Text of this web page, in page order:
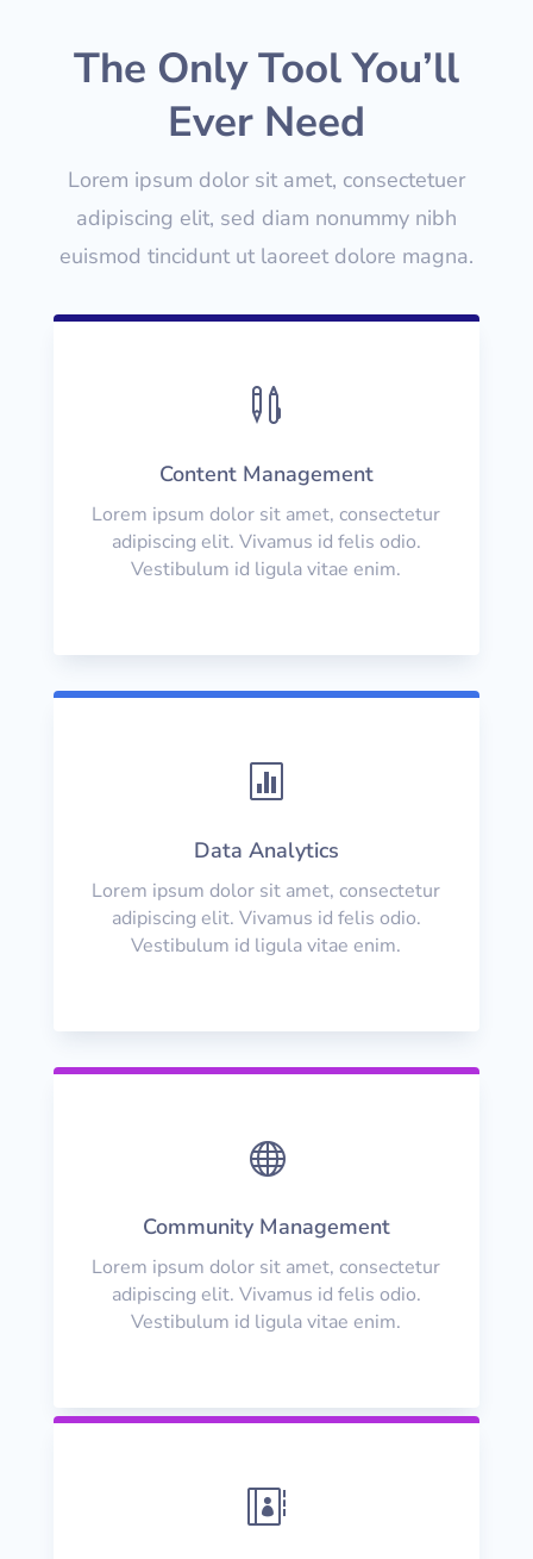
The Only Tool You’ll
Ever Need
Lorem ipsum dolor sit amet, consectetuer
adipiscing elit, sed diam nonummy nibh
euismod tincidunt ut laoreet dolore magna.

Content Management
Lorem ipsum dolor sit amet, consectetur
adipiscing elit. Vivamus id felis odio.
Vestibulum id ligula vitae enim.

Data Analytics
Lorem ipsum dolor sit amet, consectetur
adipiscing elit. Vivamus id felis odio.
Vestibulum id ligula vitae enim.

Community Management
Lorem ipsum dolor sit amet, consectetur
adipiscing elit. Vivamus id felis odio.
Vestibulum id ligula vitae enim.
